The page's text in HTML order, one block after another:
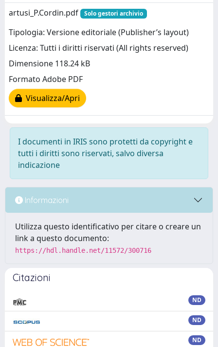
artusi_P.Cordin.pdf
Solo gestori archivio
Tipologia: Versione editoriale (Publisher’s layout)
Licenza: Tutti i diritti riservati (All rights reserved)
Dimensione 118.24 kB
Formato Adobe PDF
Visualizza/Apri
I documenti in IRIS sono protetti da copyright e
tutti i diritti sono riservati, salvo diversa
indicazione
Informazioni
Utilizza questo identificativo per citare o creare un
link a questo documento:
https://hdl.handle.net/11572/300716
Citazioni
ND
ND
ND